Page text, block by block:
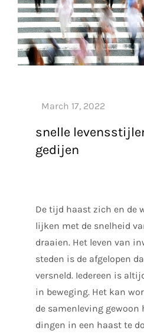
snelle
gedijen
De tijd haast zich en de
lijken met de snelheid
draaien. Het leven van
steden is de afgelopen
versneld. Iedereen is
in beweging. Het kan
de samenleving gewoon
dingen in een haast te